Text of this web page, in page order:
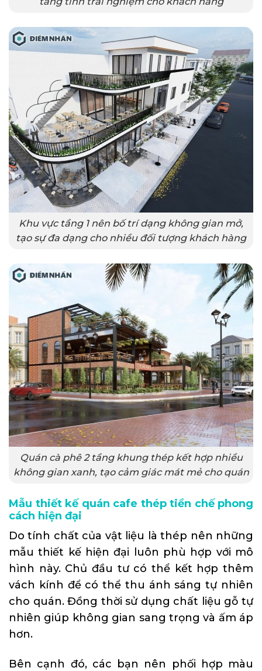
Khu vực tầng 1 nên bố trí dạng không gian mở,
tạo sự đa dạng cho nhiều đối tượng khách hàng
Quán cà phê 2 tầng khung thép kết hợp nhiều
không gian xanh, tạo cảm giác mát mẻ cho quán
Mẫu thiết kế quán cafe thép tiền chế phong
cách hiện đại
Do tính chất của vật liệu là thép nên những
mẫu thiết kế hiện đại luôn phù hợp với mô
hình này. Chủ đầu tư có thể kết hợp thêm
vách kính để có thể thu ánh sáng tự nhiên
cho quán. Đồng thời sử dụng chất liệu gỗ tự
nhiên giúp không gian sang trọng và ấm áp
hơn.
Bên cạnh đó, các bạn nên phối hợp màu